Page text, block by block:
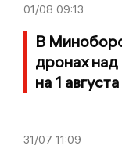
01/08 09:13
В
дронах
на 1 августа
31/07 11:09